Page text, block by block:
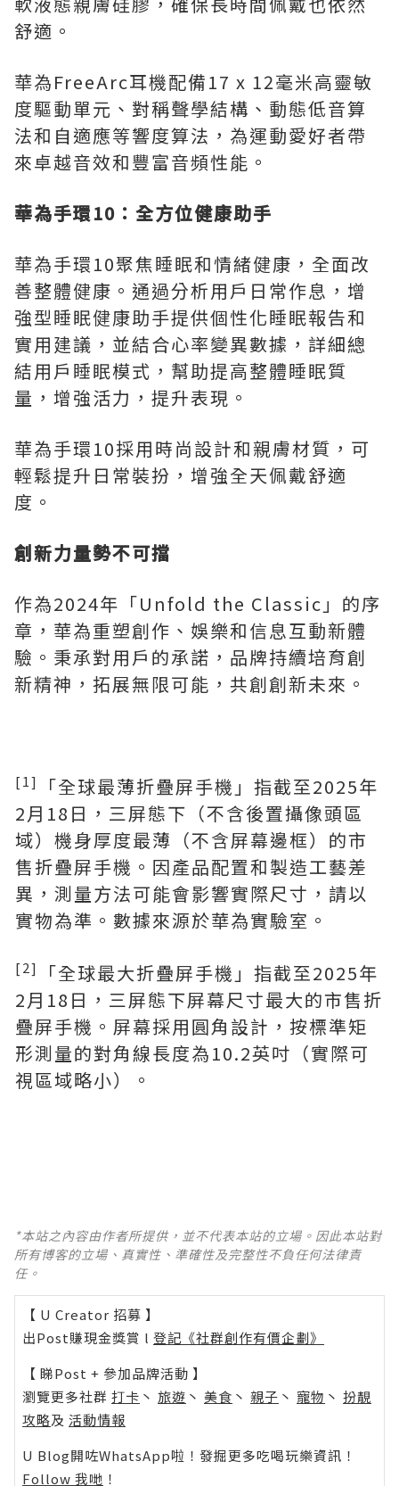
舒適。
華為FreeArc耳機配備17 x 12毫米高靈敏
度驅動單元、對稱聲學結構、動態低音算
法和自適應等響度算法，為運動愛好者帶
來卓越音效和豐富音頻性能。
華為手環10：全方位健康助手
華為手環10聚焦睡眠和情緒健康，全面改
善整體健康。通過分析用戶日常作息，增
強型睡眠健康助手提供個性化睡眠報告和
實用建議，並結合心率變異數據，詳細總
結用戶睡眠模式，幫助提高整體睡眠質
量，增強活力，提升表現。
華為手環10採用時尚設計和親膚材質，可
輕鬆提升日常裝扮，增強全天佩戴舒適
度。
創新力量勢不可擋
作為2024年「Unfold the Classic」的序
章，華為重塑創作、娛樂和信息互動新體
驗。秉承對用戶的承諾，品牌持續培育創
新精神，拓展無限可能，共創創新未來。
[1]
「全球最薄折疊屏手機」指截至2025年
2月18日，三屏態下（不含後置攝像頭區
域）機身厚度最薄（不含屏幕邊框）的市
售折疊屏手機。因產品配置和製造工藝差
異，測量方法可能會影響實際尺寸，請以
實物為準。數據來源於華為實驗室。
[2]
「全球最大折疊屏手機」指截至2025年
2月18日，三屏態下屏幕尺寸最大的市售折
疊屏手機。屏幕採用圓角設計，按標準矩
形測量的對角線長度為10.2英吋（實際可
視區域略小）。
*本站之內容由作者所提供，並不代表本站的立場。因此本站對
所有博客的立場、真實性、準確性及完整性不負任何法律責
任。
【 U Creator 招募 】
出Post賺現金獎賞 l 登記《社群創作有價企劃》
【 睇Post + 參加品牌活動 】
瀏覽更多社群 打卡 丶 旅遊 丶 美食 丶 親子 丶 寵物 丶 扮靚
攻略及 活動情報
U Blog開咗WhatsApp啦！發掘更多吃喝玩樂資訊！
Follow 我哋 ！